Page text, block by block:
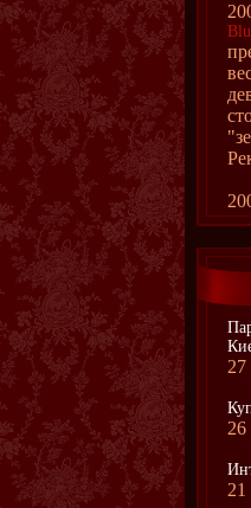
27
26
21